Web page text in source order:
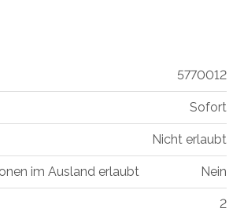
5770012
Sofort
Nicht erlaubt
im Ausland erlaubt Nein
2